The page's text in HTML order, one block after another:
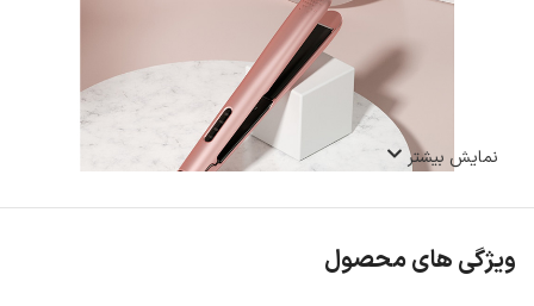
نمایش بیشتر
ویژگی های محصول